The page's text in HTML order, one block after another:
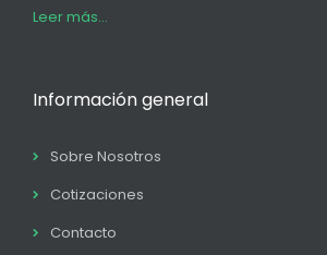
Leer más...
Información general
Sobre Nosotros
Cotizaciones
Contacto